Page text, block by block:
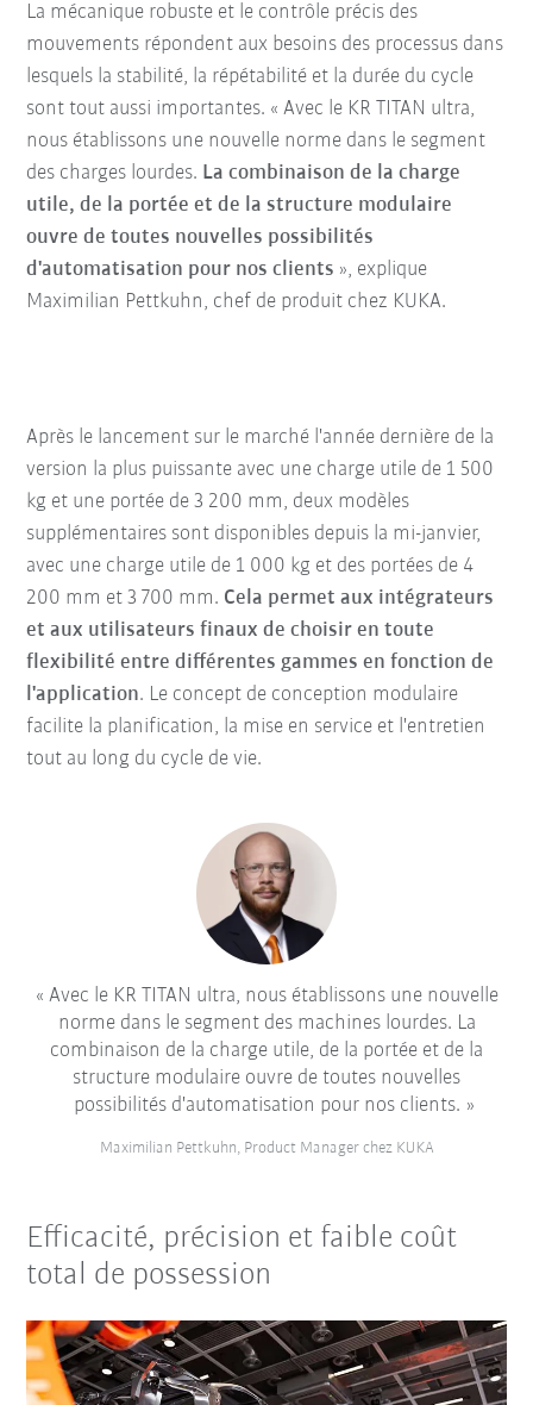
La mécanique robuste et le contrôle précis des
mouvements répondent aux besoins des processus dans
lesquels la stabilité, la répétabilité et la durée du cycle
sont tout aussi importantes. « Avec le KR TITAN ultra,
nous établissons une nouvelle norme dans le segment
des charges lourdes. La combinaison de la charge
utile, de la portée et de la structure modulaire
ouvre de toutes nouvelles possibilités
d'automatisation pour nos clients », explique
Maximilian Pettkuhn, chef de produit chez KUKA.
Après le lancement sur le marché l'année dernière de la
version la plus puissante avec une charge utile de 1 500
kg et une portée de 3 200 mm, deux modèles
supplémentaires sont disponibles depuis la mi-janvier,
avec une charge utile de 1 000 kg et des portées de 4
200 mm et 3 700 mm. Cela permet aux intégrateurs
et aux utilisateurs finaux de choisir en toute
flexibilité entre différentes gammes en fonction de
l'application. Le concept de conception modulaire
facilite la planification, la mise en service et l'entretien
tout au long du cycle de vie.
Avec le KR TITAN ultra, nous établissons une nouvelle
norme dans le segment des machines lourdes. La
combinaison de la charge utile, de la portée et de la
structure modulaire ouvre de toutes nouvelles
possibilités d'automatisation pour nos clients.
Maximilian Pettkuhn, Product Manager chez KUKA
Efficacité, précision et faible coût
total de possession